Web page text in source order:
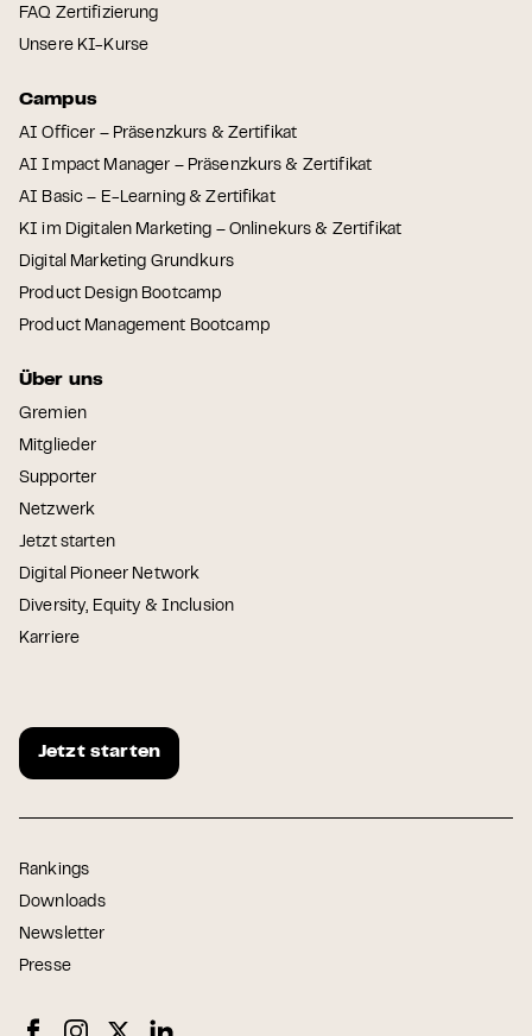
FAQ Zertifizierung
Unsere KI-Kurse
Campus
AI Officer – Präsenzkurs & Zertifikat
AI Impact Manager – Präsenzkurs & Zertifikat
AI Basic – E-Learning & Zertifikat
KI im Digitalen Marketing – Onlinekurs & Zertifikat
Digital Marketing Grundkurs
Product Design Bootcamp
Product Management Bootcamp
Über uns
Gremien
Mitglieder
Supporter
Netzwerk
Jetzt starten
Digital Pioneer Network
Diversity, Equity & Inclusion
Karriere
Jetzt starten
Rankings
Downloads
Newsletter
Presse